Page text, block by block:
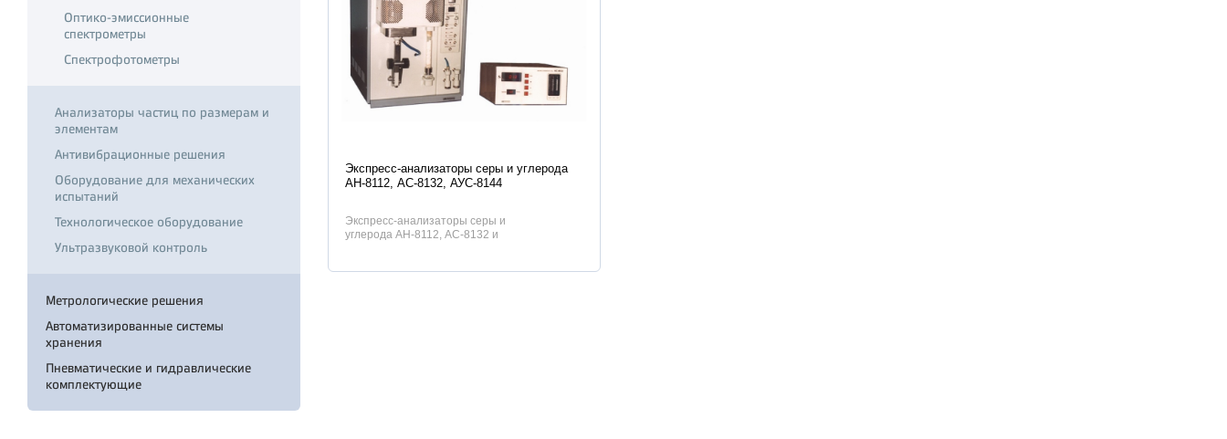
Экспресс-анализаторы серы и углерода
АН-8112, АС-8132, АУС-8144
Экспресс-анализаторы серы и
углерода АН-8112, АС-8132 и
Оптико-эмиссионные
спектрометры
Спектрофотометры
Анализаторы частиц по размерам и
элементам
Антивибрационные решения
Оборудование для механических
испытаний
Технологическое оборудование
Ультразвуковой контроль
Метрологические решения
Автоматизированные системы
хранения
Пневматические и гидравлические
комплектующие